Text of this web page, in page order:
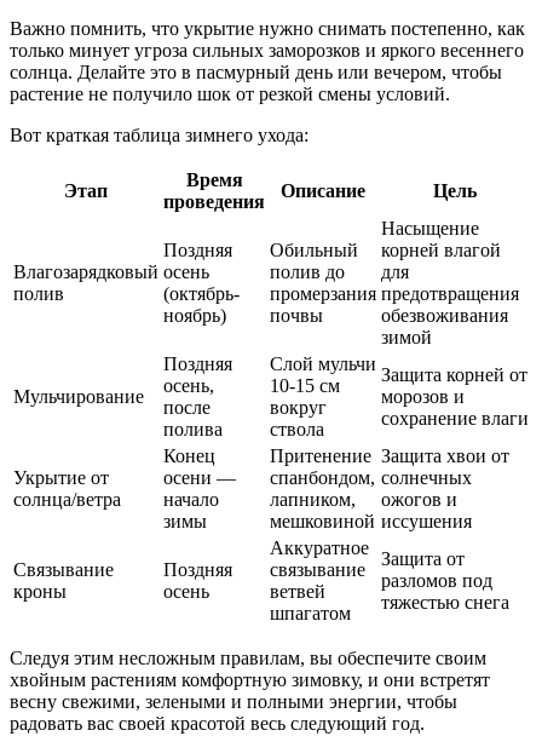
Важно помнить, что укрытие нужно снимать постепенно, как
только минует угроза сильных заморозков и яркого весеннего
солнца. Делайте это в пасмурный день или вечером, чтобы
растение не получило шок от резкой смены условий.
Вот краткая таблица зимнего ухода:
Этап
Время
проведения
Описание Цель
Влагозарядковый
полив
Поздняя
осень
(октябрь-
ноябрь)
Обильный
полив до
промерзания
почвы
Насыщение
корней влагой
для
предотвращения
обезвоживания
зимой
Мульчирование
Поздняя
осень,
после
полива
Слой мульчи
10-15 см
вокруг
ствола
Защита корней от
морозов и
сохранение влаги
Укрытие от
солнца/ветра
Конец
осени —
начало
зимы
Притенение
спанбондом,
лапником,
мешковиной
Защита хвои от
солнечных
ожогов и
иссушения
Связывание
кроны
Поздняя
осень
Аккуратное
связывание
ветвей
шпагатом
Защита от
разломов под
тяжестью снега
Следуя этим несложным правилам, вы обеспечите своим
хвойным растениям комфортную зимовку, и они встретят
весну свежими, зелеными и полными энергии, чтобы
радовать вас своей красотой весь следующий год.